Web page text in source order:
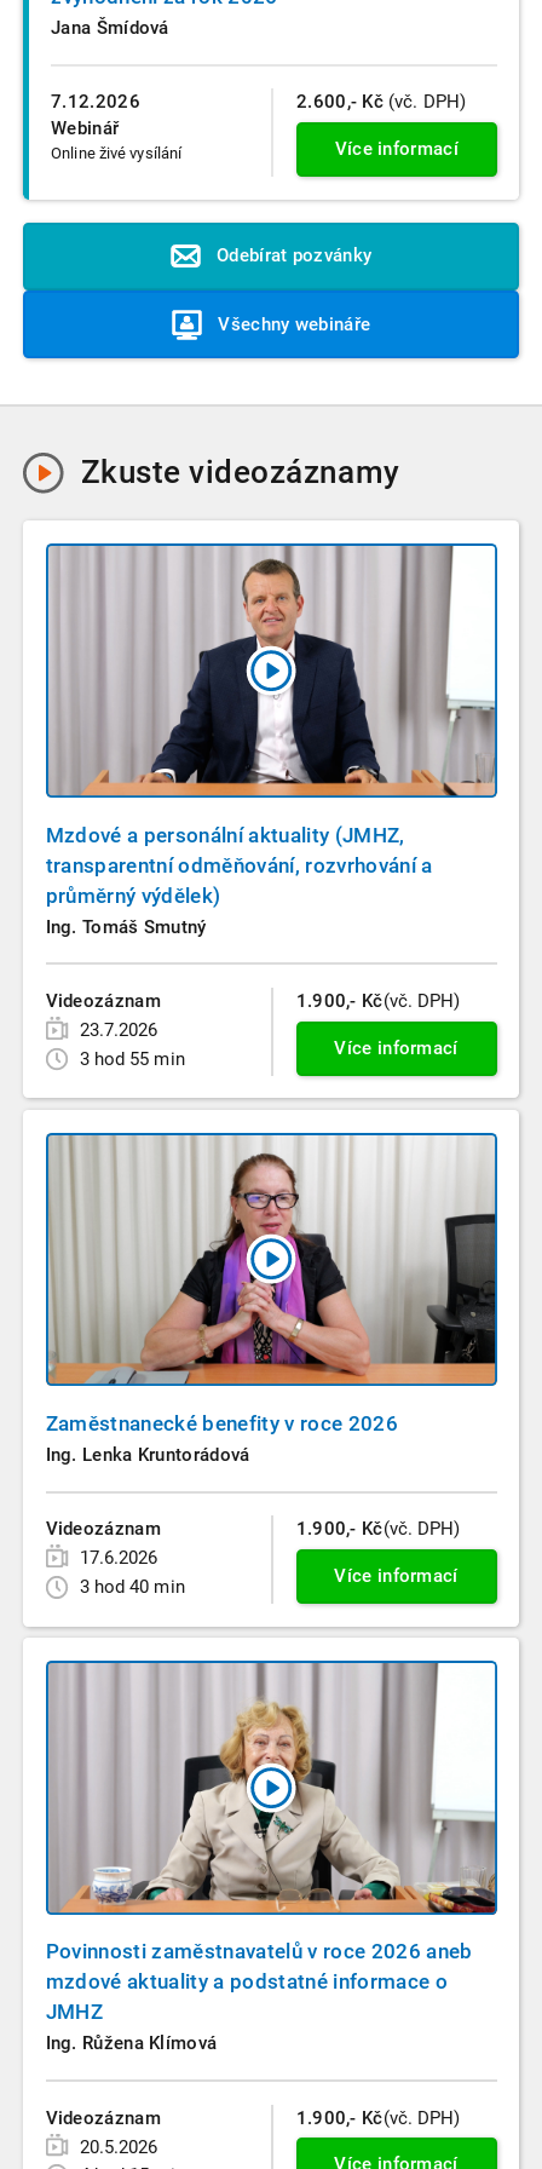
7.12.2026
Webinář
Online živé vysílání
Jana Šmídová
2.600,- Kč (vč. DPH)
Více informací
Odebírat pozvánky
Všechny webináře
Zkustevideozáznamy
Mzdové a personální aktuality (JMHZ,
transparentní odměňování, rozvrhování a
průměrný výdělek)
Ing. Tomáš Smutný
Videozáznam
23.7.2026
3 hod 55 min
1.900,- Kč(vč. DPH)
Více informací
Zaměstnanecké benefity v roce 2026
Ing. Lenka Kruntorádová
Videozáznam
17.6.2026
3 hod 40 min
1.900,- Kč(vč. DPH)
Více informací
Povinnosti zaměstnavatelů v roce 2026 aneb
mzdové aktuality a podstatné informace o
JMHZ
Ing. Růžena Klímová
Videozáznam
20.5.2026
1.900,- Kč(vč. DPH)
Více informací